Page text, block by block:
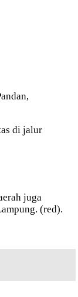
di jalur
juga
(red).